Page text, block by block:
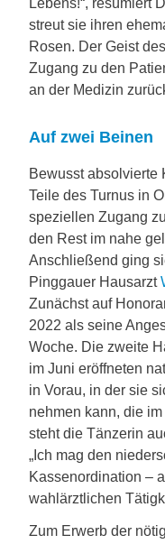
Lebens!“, resümiert
streut sie ihren
Rosen. Der Geist
Zugang zu den
an der Medizin
Auf zwei Beinen
Bewusst absolvierte
Teile des Turnus in
speziellen Zugang
den Rest im nahe
Anschließend ging
Pinggauer Hausarzt
Zunächst auf
2022 als seine
Woche. Die zweite
im Juni eröffneten
in Vorau, in der sie
nehmen kann, die
steht die Tänzerin
„Ich mag den
Kassenordination –
wahlärztlichen
Zum Erwerb der